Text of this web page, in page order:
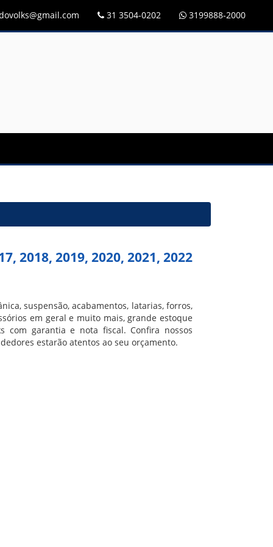
31 3504-0202 3199888-2000
2018, 2019, 2020, 2021, 2022
suspensão, acabamentos, latarias, forros,
em geral e muito mais, grande estoque
com garantia e nota fiscal. Confira nossos
estarão atentos ao seu orçamento.